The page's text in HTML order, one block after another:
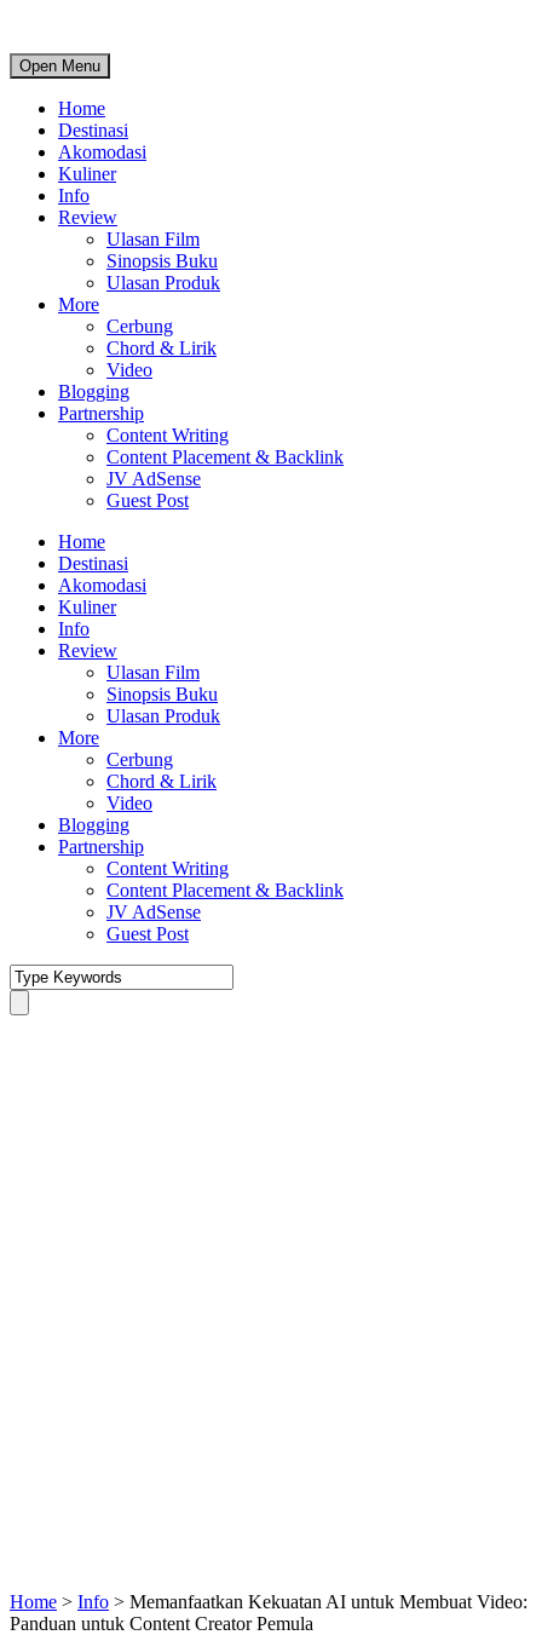
Open Menu
Home
Destinasi
Akomodasi
Kuliner
Info
Review
Ulasan Film
Sinopsis Buku
Ulasan Produk
More
Cerbung
Chord & Lirik
Video
Blogging
Partnership
Content Writing
Content Placement & Backlink
JV AdSense
Guest Post
Home
Destinasi
Akomodasi
Kuliner
Info
Review
Ulasan Film
Sinopsis Buku
Ulasan Produk
More
Cerbung
Chord & Lirik
Video
Blogging
Partnership
Content Writing
Content Placement & Backlink
JV AdSense
Guest Post
Home > Info > Memanfaatkan Kekuatan AI untuk Membuat Video:
Panduan untuk Content Creator Pemula